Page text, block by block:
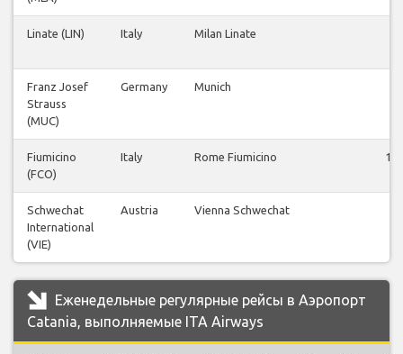
Linate (LIN) Italy Milan Linate
Franz Josef
Strauss
(MUC)
Germany Munich
Fiumicino
(FCO)
Italy Rome Fiumicino 130
Schwechat
International
(VIE)
Austria Vienna Schwechat
Еженедельные регулярные рейсы в Аэропорт
Catania, выполняемые ITA Airways